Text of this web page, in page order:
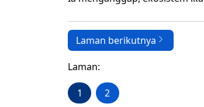
Laman berikutnya
Laman:
1 2